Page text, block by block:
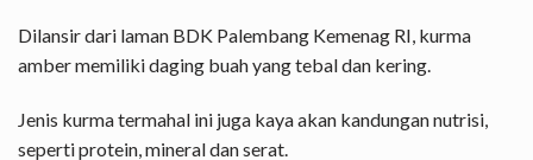
Dilansir dari laman BDK Palembang Kemenag RI, kurma
amber memiliki daging buah yang tebal dan kering.
Jenis kurma termahal ini juga kaya akan kandungan nutrisi,
seperti protein, mineral dan serat.